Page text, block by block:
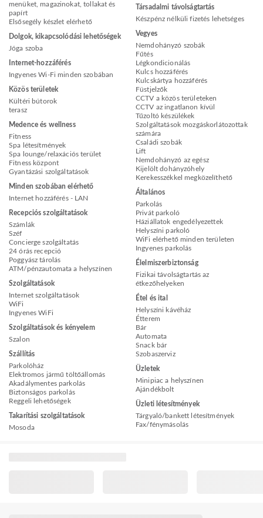
menüket, magazinokat, tollakat és
papírt
Elsősegély készlet elérhető
Dolgok, kikapcsolódási lehetőségek
Jóga szoba
Internet-hozzáférés
Ingyenes Wi-Fi minden szobában
Közös területek
Kültéri bútorok
terasz
Medence és wellness
Fitness
Spa létesítmények
Spa lounge/relaxációs terület
Fitness központ
Gyantázási szolgáltatások
Minden szobában elérhető
Internet hozzáférés - LAN
Recepciós szolgáltatások
Számlák
Széf
Concierge szolgáltatás
24 órás recepció
Poggyász tárolás
ATM/pénzautomata a helyszínen
Szolgáltatások
Internet szolgáltatások
WiFi
Ingyenes WiFi
Szolgáltatások és kényelem
Szalon
Szállítás
Parkolóház
Elektromos jármű töltőállomás
Akadálymentes parkolás
Biztonságos parkolás
Reggeli lehetőségek
Takarítási szolgáltatások
Mosoda
Társadalmi távolságtartás
Készpénz nélküli fizetés lehetséges
Vegyes
Nemdohányzó szobák
Fűtés
Légkondicionálás
Kulcs hozzáférés
Kulcskártya hozzáférés
Füstjelzők
CCTV a közös területeken
CCTV az ingatlanon kívül
Tűzoltó készülékek
Szolgáltatások mozgáskorlátozottak
számára
Családi szobák
Lift
Nemdohányzó az egész
Kijelölt dohányzóhely
Kerekesszékkel megközelíthető
Általános
Parkolás
Privát parkoló
Háziállatok engedélyezettek
Helyszíni parkoló
WiFi elérhető minden területen
Ingyenes parkolás
Élelmiszerbiztonság
Fizikai távolságtartás az
étkezőhelyeken
Étel és ital
Helyszíni kávéház
Étterem
Bár
Automata
Snack bár
Szobaszerviz
Üzletek
Minipiac a helyszínen
Ajándékbolt
Üzleti létesítmények
Tárgyaló/bankett létesítmények
Fax/fénymásolás